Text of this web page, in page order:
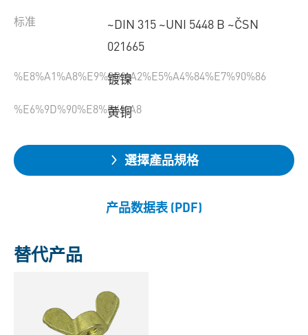
标准
~DIN 315 ~UNI 5448 B ~ČSN
021665
%E8%A1%A8%E9%9D%A2%E5%A4%84%E7%90%86
镀镍
%E6%9D%90%E8%B4%A8
黄铜
選擇產品規格
产品数据表 (PDF)
替代产品